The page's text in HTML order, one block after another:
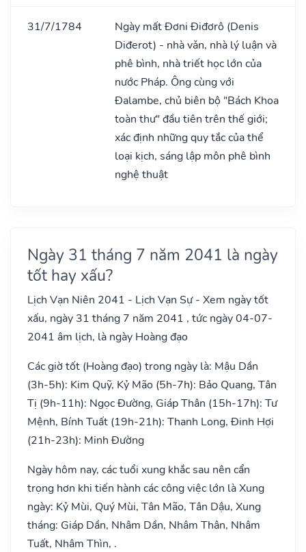
31/7/1784
Ngày mất Đơni Điđơrô (Denis
Diđerot) - nhà vǎn, nhà lý luận và
phê bình, nhà triết học lớn của
nước Pháp. Ông cùng với
Đalambe, chủ biên bộ "Bách Khoa
toàn thư" đầu tiên trên thế giới;
xác định những quy tắc của thể
loại kịch, sáng lập môn phê bình
nghệ thuật
Ngày 31 tháng 7 năm 2041 là ngày
tốt hay xấu?
Lịch Vạn Niên 2041 - Lịch Vạn Sự - Xem ngày tốt
xấu, ngày 31 tháng 7 năm 2041 , tức ngày 04-07-
2041 âm lịch, là ngày Hoàng đạo
Các giờ tốt (Hoàng đạo) trong ngày là: Mậu Dần
(3h-5h): Kim Quỹ, Kỷ Mão (5h-7h): Bảo Quang, Tân
Tị (9h-11h): Ngọc Đường, Giáp Thân (15h-17h): Tư
Mệnh, Bính Tuất (19h-21h): Thanh Long, Đinh Hợi
(21h-23h): Minh Đường
Ngày hôm nay, các tuổi xung khắc sau nên cẩn
trọng hơn khi tiến hành các công việc lớn là Xung
ngày: Kỷ Mùi, Quý Mùi, Tân Mão, Tân Dậu, Xung
tháng: Giáp Dần, Nhâm Dần, Nhâm Thân, Nhâm
Tuất, Nhâm Thìn, .